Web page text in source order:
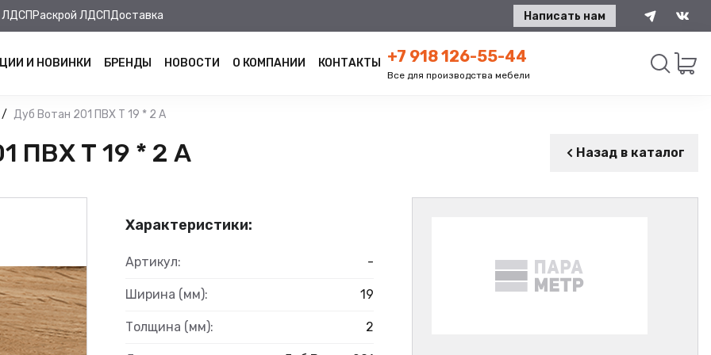
ЛДСП Раскрой ЛДСПДоставка Написать нам
И НОВИНКИ БРЕНДЫ НОВОСТИ О КОМПАНИИ КОНТАКТЫ +7 918 126-55-44
Все для производства мебели
Дуб Вотан 201 ПВХ Т 19 * 2 А
ПВХ Т 19 * 2 А Назад в каталог
Характеристики:
Артикул: -
Ширина (мм): 19
Толщина (мм): 2